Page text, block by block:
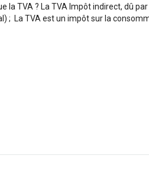
la TVA ? La TVA Impôt indirect, dû
; La TVA est un impôt sur la